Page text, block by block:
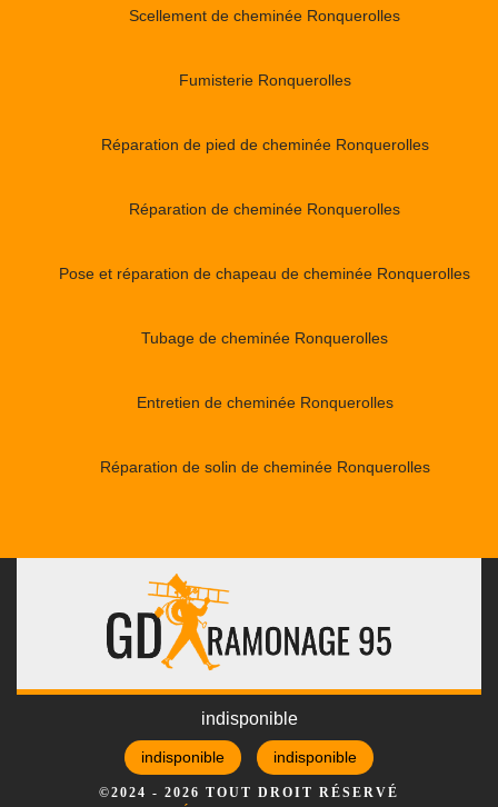
Scellement de cheminée Ronquerolles
Fumisterie Ronquerolles
Réparation de pied de cheminée Ronquerolles
Réparation de cheminée Ronquerolles
Pose et réparation de chapeau de cheminée Ronquerolles
Tubage de cheminée Ronquerolles
Entretien de cheminée Ronquerolles
Réparation de solin de cheminée Ronquerolles
indisponible
indisponible indisponible
©2024 - 2026 TOUT DROIT RÉSERVÉ